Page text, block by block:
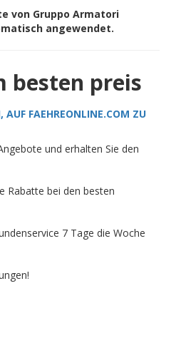
von Gruppo Armatori
angewendet.
besten preis
AUF FAEHREONLINE.COM ZU
und erhalten Sie den
Rabatte bei den besten
7 Tage die Woche